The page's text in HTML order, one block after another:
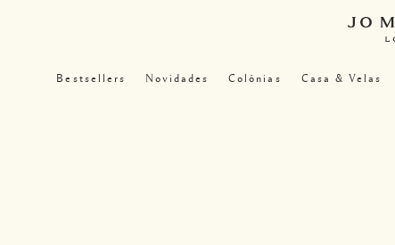
Bestsellers Novidades Colônias Casa & Velas